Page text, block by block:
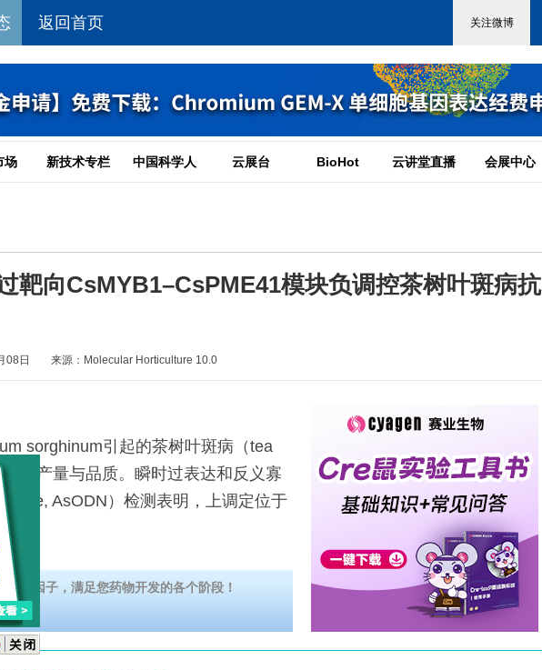
返回首页
场 新技术专栏 中国科学人 云展台 BioHot 云讲堂直播 会展中心
靶向CsMYB1–CsPME41模块负调控茶树叶斑病抗
08日 来源：Molecular Horticulture 10.0
sorghinum引起的茶树叶斑病（tea
叶的产量与品质。瞬时过表达和反义寡
AsODN）检测表明，上调定位于
细胞因子，满足您药物开发的各个阶段！